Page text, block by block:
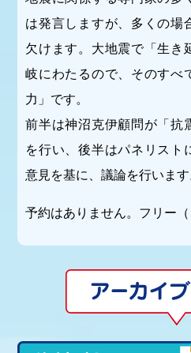
は発言しますが、多くの場
欠けます。大地震で「生き
岐にわたるので、そのすべ
力」です。
前半は神沼克伊顧問が「抗
を行い、後半はパネリスト
意見を基に、議論を行います
予約はありません。フリー（